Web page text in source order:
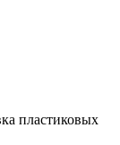
пластиковых